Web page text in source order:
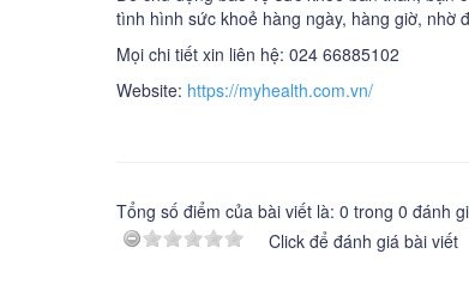
tình hình sức khoẻ hàng ngày, hàng giờ, nhờ
Mọi chi tiết xin liên hệ: 024 66885102
Website: https://myhealth.com.vn/
Tổng số điểm của bài viết là: 0 trong 0 đánh
Click để đánh giá bài viết